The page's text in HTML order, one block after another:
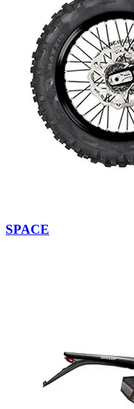
SPACE